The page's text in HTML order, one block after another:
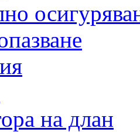
на длан